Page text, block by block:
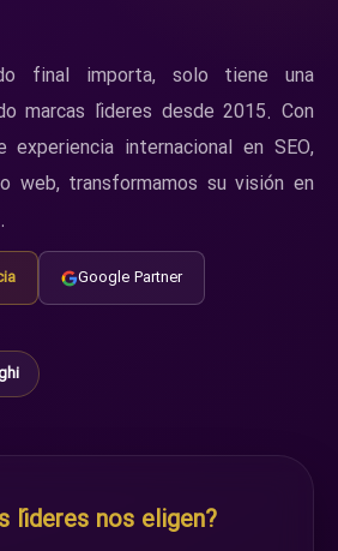
final importa, solo tiene una
marcas líderes desde 2015. Con
internacional en SEO,
web, transformamos su visión en
Google Partner
líderes nos eligen?